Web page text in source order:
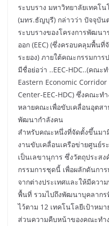
ระบบราง มหาวิทยาลัยเทคโ
(มทร.ธัญบุรี) กล่าวว่า ปัจจุบั
ระบบรางของโครงการพัฒนา
ออก (EEC) (ซึ่งครอบคลุมพื้น
ระยอง) ภายใต้คณะกรรมกา
มีชื่อย่อว่า ..EEC-HDC..(คณ
Eastern Economic
Center-EEC-HDC) ซึ่งคณะ
หลายคณะเพื่อขับเคลื่อนอุตส
พัฒนากำลังคน
สำหรับคณะหนึ่งที่จัดตั้งขึ้นมา
งานขับเคลื่อนเครือข่ายศูนย์
เป็นเลขานุการ ซึ่งวัตถุประส
กรรมการชุดนี้ เพื่อผลักดันก
จากต่างประเทศและให้มีควา
พื้นที่ รวมไปถึงพัฒนาบุคลาก
ไว้ตาม 12 เทคโนโลยีเป้าหม
ส่วนความคืบหน้าของคณะท